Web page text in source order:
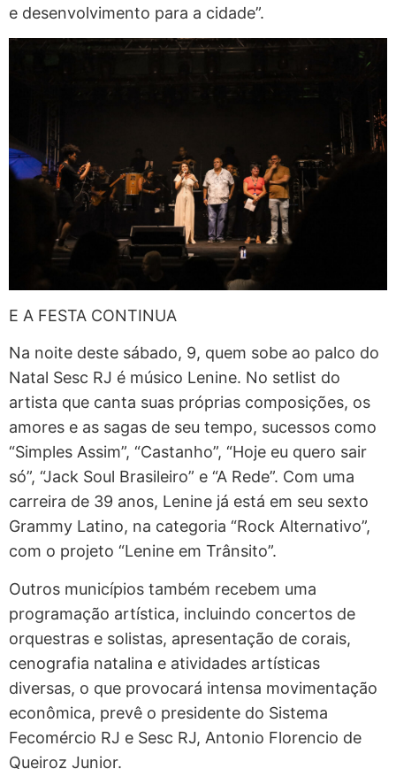
e desenvolvimento para a cidade”.
E A FESTA CONTINUA
Na noite deste sábado, 9, quem sobe ao palco do
Natal Sesc RJ é músico Lenine. No setlist do
artista que canta suas próprias composições, os
amores e as sagas de seu tempo, sucessos como
“Simples Assim”, “Castanho”, “Hoje eu quero sair
só”, “Jack Soul Brasileiro” e “A Rede”. Com uma
carreira de 39 anos, Lenine já está em seu sexto
Grammy Latino, na categoria “Rock Alternativo”,
com o projeto “Lenine em Trânsito”.
Outros municípios também recebem uma
programação artística, incluindo concertos de
orquestras e solistas, apresentação de corais,
cenografia natalina e atividades artísticas
diversas, o que provocará intensa movimentação
econômica, prevê o presidente do Sistema
Fecomércio RJ e Sesc RJ, Antonio Florencio de
Queiroz Junior.